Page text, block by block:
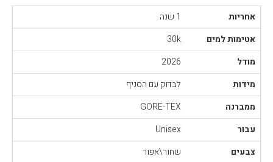
אחריות
1 שנה
אטימות למים
30k
מודל
2026
מידות
לבדוק עם הסניף
ממברנה
GORE-TEX
עבור
Unisex
צבעים
שחור\אפור